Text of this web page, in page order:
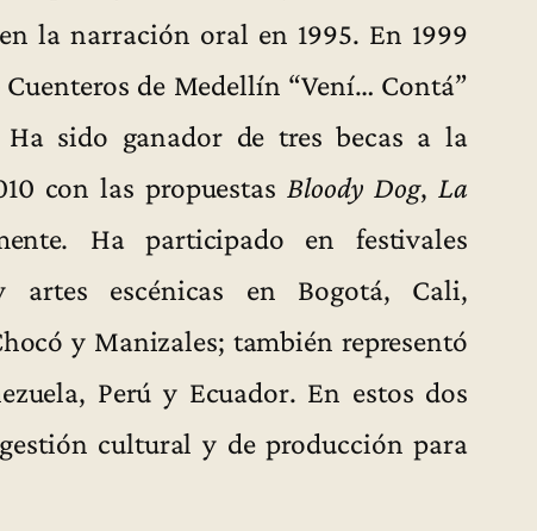
la narración oral en 1995. En 1999
de Medellín “Vení… Contá”
Ha sido ganador de tres becas a la
con las propuestas Bloody Dog, La
.
Ha participado en festivales
escénicas en Bogotá, Cali,
y Manizales; también representó
Perú y Ecuador. En estos dos
cultural y de producción para